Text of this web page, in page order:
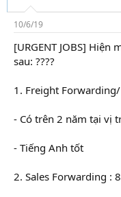
s
t
a
r
t
r
i
10/6/19
[URGENT JOBS]
sau: ????
1. Freight
- Có trên 2 năm tại vị
- Tiếng Anh tốt
2. Sales Forwarding :